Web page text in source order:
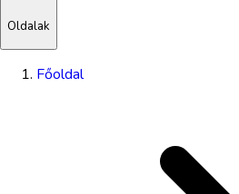
Oldalak
Főoldal